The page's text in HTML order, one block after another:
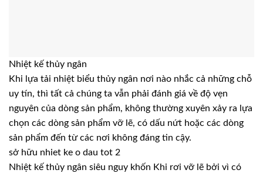
Nhiệt kế thủy ngân
Khi lựa tải nhiệt biểu thủy ngân nơi nào nhắc cả những chỗ
uy tín, thì tất cả chúng ta vẫn phải đánh giá về độ vẹn
nguyên của dòng sản phẩm, không thường xuyên xảy ra lựa
chọn các dòng sản phẩm vỡ lẽ, có dấu nứt hoặc các dòng
sản phẩm đến từ các nơi không đáng tin cậy.
sở hữu nhiet ke o dau tot 2
Nhiệt kế thủy ngân siêu nguy khốn Khi rơi vỡ lẽ bởi vì có